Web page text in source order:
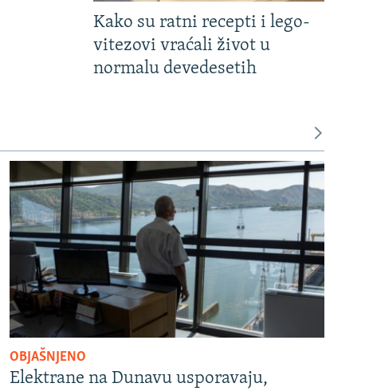
Kako su ratni recepti i lego-
vitezovi vraćali život u
normalu devedesetih
OBJAŠNJENO
Elektrane na Dunavu usporavaju,